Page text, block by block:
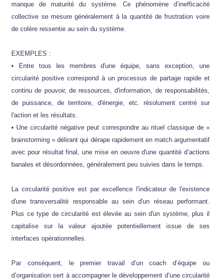
manque de maturité du système. Ce phénomène d’inefficacité
collective se mesure généralement à la quantité de frustration voire
de colère ressentie au sein du système.
EXEMPLES :
• Entre tous les membres d'une équipe, sans exception, une
circularité positive correspond à un processus de partage rapide et
continu de pouvoir, de ressources, d'information, de responsabilités,
de puissance, de territoire, d'énergie, etc. résolument centré sur
l'action et les résultats.
• Une circularité négative peut correspondre au rituel classique de «
brainstorming » délirant qui dérape rapidement en match argumentatif
avec pour résultat final, une mise en oeuvre d'une quantité d’actions
banales et désordonnées, généralement peu suivies dans le temps.
La circularité positive est par excellence l'indicateur de l'existence
d'une transversalité responsable au sein d'un réseau performant.
Plus ce type de circularité est élevée au sein d'un système, plus il
capitalise sur la valeur ajoutée potentiellement issue de ses
interfaces opérationnelles.
Par conséquent, le premier travail d’un coach d’équipe ou
d’organisation sert à accompagner le développement d’une circularité